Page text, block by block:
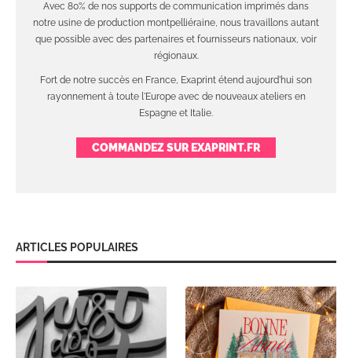
Avec 80% de nos supports de communication imprimés dans
notre usine de production montpelliéraine, nous travaillons autant
que possible avec des partenaires et fournisseurs nationaux, voir
régionaux.
Fort de notre succès en France, Exaprint étend aujourd'hui son
rayonnement à toute l'Europe avec de nouveaux ateliers en
Espagne et Italie.
COMMANDEZ SUR EXAPRINT.FR
ARTICLES POPULAIRES